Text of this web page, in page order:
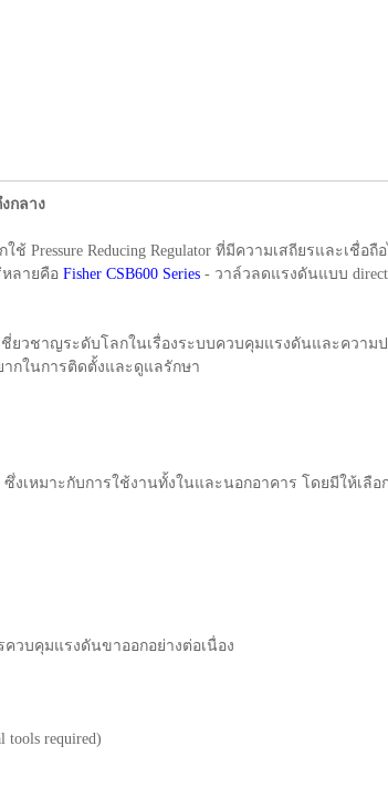
กลาง
Reducing Regulator ที่มีความเสถียรและเชื่
ลายคือ Fisher CSB600 Series - วาล์วลดแรงดันแบบ
ชี่ยวชาญระดับโลกในเรื่องระบบควบคุมแรงดันและควา
ากในการติดตั้งและดูแลรักษา
ซึ่งเหมาะกับการใช้งานทั้งในและนอกอาคาร โดยมีให้เ
วบคุมแรงดันขาออกอย่างต่อเนื่อง
tools required)